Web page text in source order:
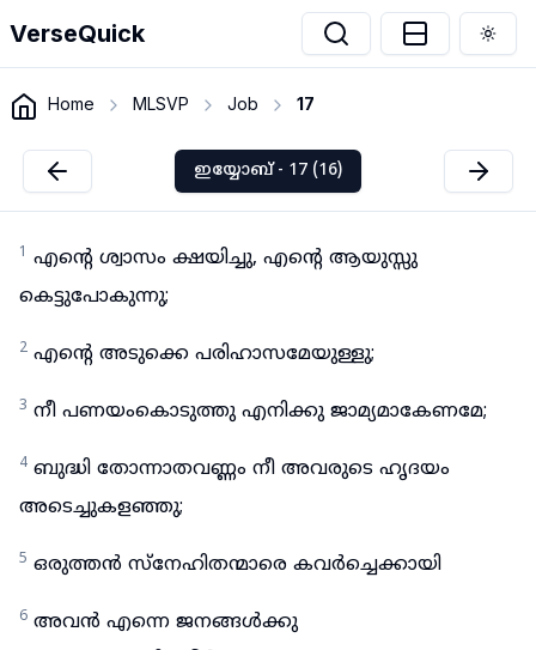
VerseQuick
Home MLSVP Job 17
ഇയ്യോബ് - 17 (16)
1 എന്റെ ശ്വാസം ക്ഷയിച്ചു, എന്റെ ആയുസ്സു
കെട്ടുപോകുന്നു;
2 എന്റെ അടുക്കെ പരിഹാസമേയുള്ളു;
3 നീ പണയംകൊടുത്തു എനിക്കു ജാമ്യമാകേണമേ;
4 ബുദ്ധി തോന്നാതവണ്ണം നീ അവരുടെ ഹൃദയം
അടെച്ചുകളഞ്ഞു;
5 ഒരുത്തൻ സ്നേഹിതന്മാരെ കവർച്ചെക്കായി
6 അവൻ എന്നെ ജനങ്ങൾക്കു